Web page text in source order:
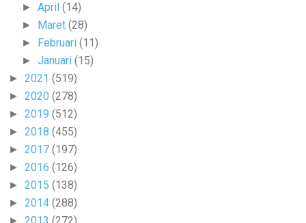
►April(14)
► Maret(28)
► Februari(11)
►Januari(15)
► 2021 (519)
► 2020 (278)
► 2019 (512)
► 2018 (455)
► 2017 (197)
► 2016 (126)
► 2015 (138)
► 2014 (288)